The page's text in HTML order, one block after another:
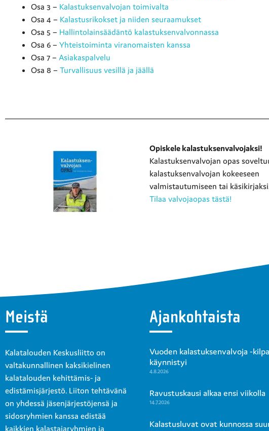
Osa 3 – Kalastuksenvalvojan toimivalta
Osa 4 – Kalastusrikokset ja niiden seuraamukset
Osa 5 – Hallintolainsäädäntö kalastuksenvalvonnassa
Osa 6 – Yhteistoiminta viranomaisten kanssa
Osa 7 – Asiakaspalvelu
Osa 8 – Turvallisuus vesillä ja jäällä
Opiskele kalastuksenvalvojaksi!
Kalastuksenvalvojan opas
kalastuksenvalvojan kokeeseen
valmistautumiseen tai
Tilaa valvojaopas tästä!
Meistä
Kalatalouden Keskusliitto on
valtakunnallinen kaksikielinen
kalatalouden kehittämis- ja
edistämisjärjestö. Liiton tehtävänä
on yhdessä jäsenjärjestöjensä ja
sidosryhmien kanssa edistää
kaikkien kalastajaryhmien ja
Ajankohtaista
Vuoden kalastuksenvalvoja -
käynnistyi
4.8.2026
Ravustuskausi alkaa ensi viikolla
14.7.2026
Kalastusluvat ovat kunnossa